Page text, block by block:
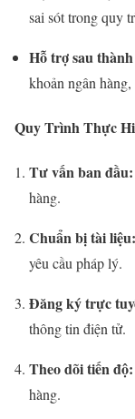
sai sót trong quy
Hỗ trợ sau
khoản ngân
Quy Trình Thực
Tư vấn ban đầu:
hàng.
Chuẩn bị tài liệu:
yêu cầu pháp lý.
Đăng ký trực
thông tin điện tử.
Theo dõi tiến độ:
hàng.